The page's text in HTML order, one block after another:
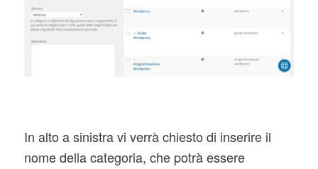
In alto a sinistra vi verrà chiesto di inserire il
nome della categoria, che potrà essere